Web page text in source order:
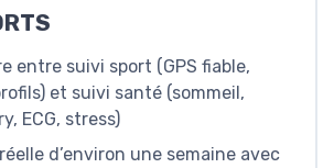
entre suivi sport (GPS fiable,
et suivi santé (sommeil,
ECG, stress)
d’environ une semaine avec